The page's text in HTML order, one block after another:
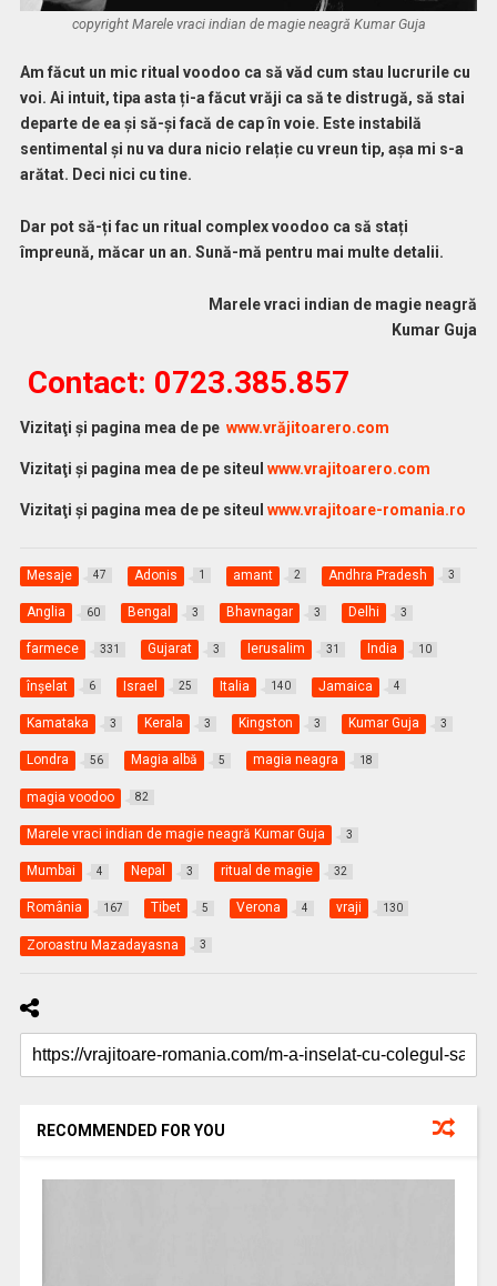
copyright Marele vraci indian de magie neagră Kumar Guja
Am făcut un mic ritual voodoo ca să văd cum stau lucrurile cu
voi. Ai intuit, tipa asta ți-a făcut vrăji ca să te distrugă, să stai
departe de ea și să-și facă de cap în voie. Este instabilă
sentimental și nu va dura nicio relație cu vreun tip, așa mi s-a
arătat. Deci nici cu tine.
Dar pot să-ți fac un ritual complex voodoo ca să stați
împreună, măcar un an. Sună-mă pentru mai multe detalii.
Marele vraci indian de magie neagră
Kumar Guja
Contact: 0723.385.857
Vizitaţi şi pagina mea de pe www.vrăjitoarero.com
Vizitaţi şi pagina mea de pe siteul www.vrajitoarero.com
Vizitaţi şi pagina mea de pe siteul www.vrajitoare-romania.ro
Mesaje 47 Adonis 1 amant 2 Andhra Pradesh 3
Anglia 60 Bengal 3 Bhavnagar 3 Delhi 3
farmece 331 Gujarat 3 Ierusalim 31 India 10
înşelat 6 Israel 25 Italia 140 Jamaica 4
Kamataka 3 Kerala 3 Kingston 3 Kumar Guja 3
Londra 56 Magia albă 5 magia neagra 18
magia voodoo 82
Marele vraci indian de magie neagră Kumar Guja 3
Mumbai 4 Nepal 3 ritual de magie 32
România 167 Tibet 5 Verona 4 vraji 130
Zoroastru Mazadayasna 3
RECOMMENDED FOR YOU